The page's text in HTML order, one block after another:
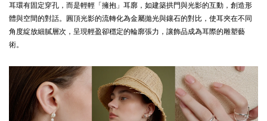
耳環有固定穿孔，而是輕輕「擁抱」耳廓，如建築拱門與光影的互動，創造形
體與空間的對話。圓頂光影的流轉化為金屬拋光與鑲石的對比，使耳夾在不同
角度綻放細膩層次，呈現輕盈卻穩定的輪廓張力，讓飾品成為耳際的雕塑藝
術。